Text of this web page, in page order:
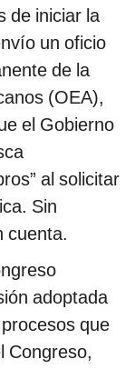
de iniciar la
un oficio
de la
(OEA),
el Gobierno
al solicitar
Sin
cuenta.
adoptada
que
Congreso,